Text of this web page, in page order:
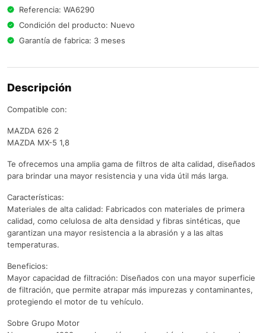
Referencia: WA6290
Condición del producto: Nuevo
Garantía de fabrica: 3 meses
Descripción
Compatible con:
MAZDA 626 2
MAZDA MX-5 1,8
Te ofrecemos una amplia gama de filtros de alta calidad, diseñados
para brindar una mayor resistencia y una vida útil más larga.
Características:
Materiales de alta calidad: Fabricados con materiales de primera
calidad, como celulosa de alta densidad y fibras sintéticas, que
garantizan una mayor resistencia a la abrasión y a las altas
temperaturas.
Beneficios:
Mayor capacidad de filtración: Diseñados con una mayor superficie
de filtración, que permite atrapar más impurezas y contaminantes,
protegiendo el motor de tu vehículo.
Sobre Grupo Motor